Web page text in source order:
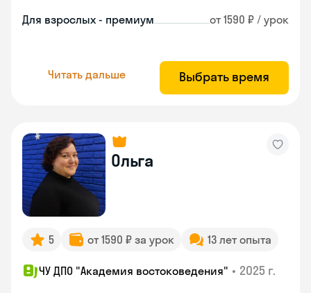
Для взрослых - премиум от 1590 ₽ / урок
Читать дальше Выбрать время
Ольга
5 от 1590 ₽ за урок 13 лет опыта
ЧУ ДПО "Академия востоковедения" • 2025 г.